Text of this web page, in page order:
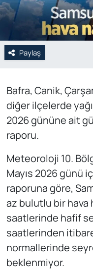
Paylaş
Bafra, Canik,
diğer ilçelerde
2026 gününe ait
raporu.
Meteoroloji 10.
Mayıs 2026 günü
raporuna göre,
az bulutlu bir hava
saatlerinde hafif
saatlerinden
normallerinde
beklenmiyor.
Siyaset
Spor
Yerel